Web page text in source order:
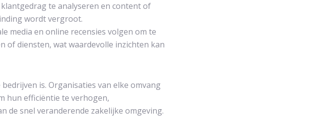
klantgedrag te analyseren en content of
wordt vergroot.
media en online recensies volgen om te
of diensten, wat waardevolle inzichten kan
is. Organisaties van elke omvang
hun efficiëntie te verhogen,
de snel veranderende zakelijke omgeving.